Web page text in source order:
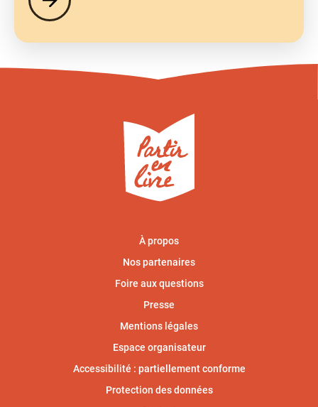
Lire
À propos
Nos partenaires
Foire aux questions
Presse
Mentions légales
Espace organisateur
Accessibilité : partiellement conforme
Protection des données